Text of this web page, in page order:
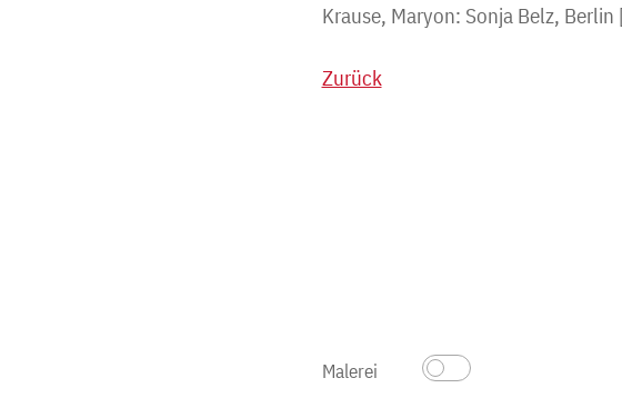
Krause, Maryon: Sonja Belz, Berlin
Zurück
Malerei